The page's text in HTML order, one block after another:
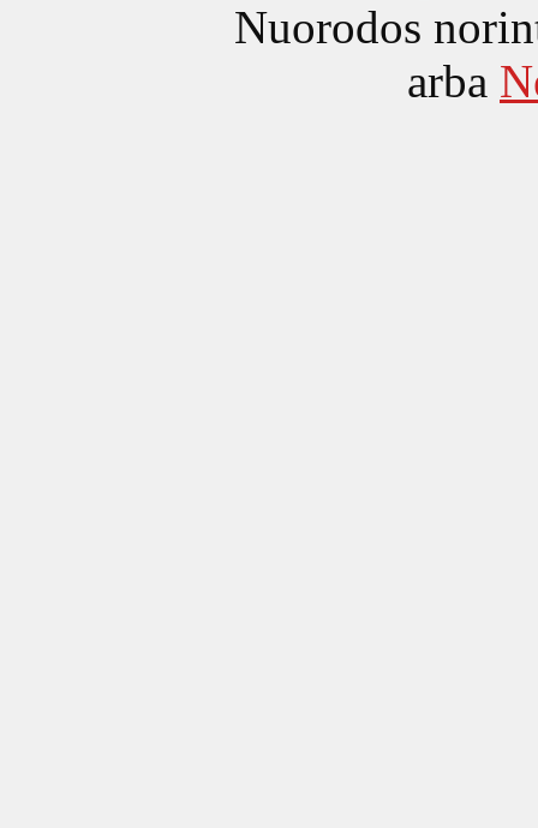
Nuorodos
arba